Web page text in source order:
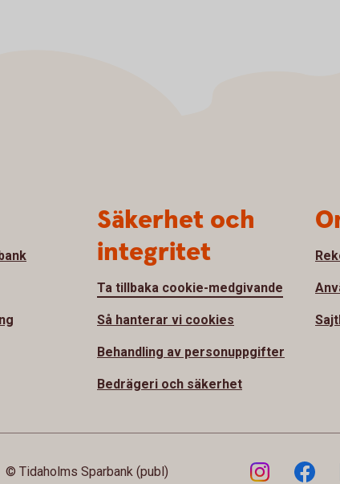
Säkerhet och
integritet
Ta tillbaka cookie-medgivande
Så hanterar vi cookies
Behandling av personuppgifter
Bedrägeri och säkerhet
© Tidaholms Sparbank (publ)